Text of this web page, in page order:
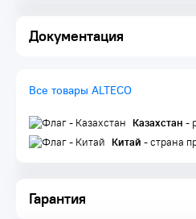
Документация
Гарантия
Бесщеточный и мощный
Металлический патрон с
LED-подсветка— для работы в
2 скорости— для уверенного
кирпичу и другим твердым
Все товары ALTECO
Казахстан -
Китай - страна